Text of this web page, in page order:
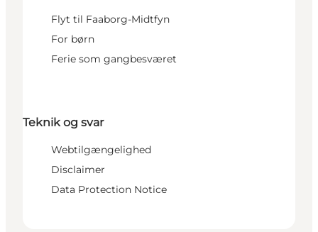
Flyt til Faaborg-Midtfyn
For børn
Ferie som gangbesværet
Teknik og svar
Webtilgængelighed
Disclaimer
Data Protection Notice